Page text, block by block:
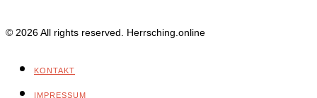
© 2026 All rights reserved. Herrsching.online
KONTAKT
IMPRESSUM